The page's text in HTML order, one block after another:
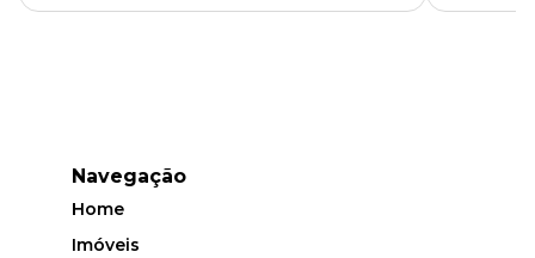
Navegação
Home
Imóveis